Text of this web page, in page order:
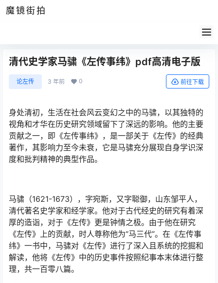
魔镜街拍
清代史学家马骕《左传事纬》pdf高清电子版
论左传 3 年前 0 前往下载
身处清初，生活在社会风云变幻之中的马骕，以其独特的
视角和才华在历史研究领域留下了深远的影响。他的主要
贡献之一，即《左传事纬》，是一部关于《左传》的经典
著作，其影响力至今未衰，它是马骕充分展现自身学识深
度和批判精神的典型作品。
马骕（1621-1673），字宛斯，又字聪御，山东邹平人，
清代著名史学家和经学家。他对于古代经史的研究有着深
厚的造诣，对于《左传》更是钟情之极。由于他在研究
《左传》上的贡献，时人尊称他为“马三代”。在《左传事
纬》一书中，马骕对《左传》进行了深入且系统的挖掘和
解读，他将《左传》中的历史事件按照纪事本末体进行整
理，共一百零八篇。